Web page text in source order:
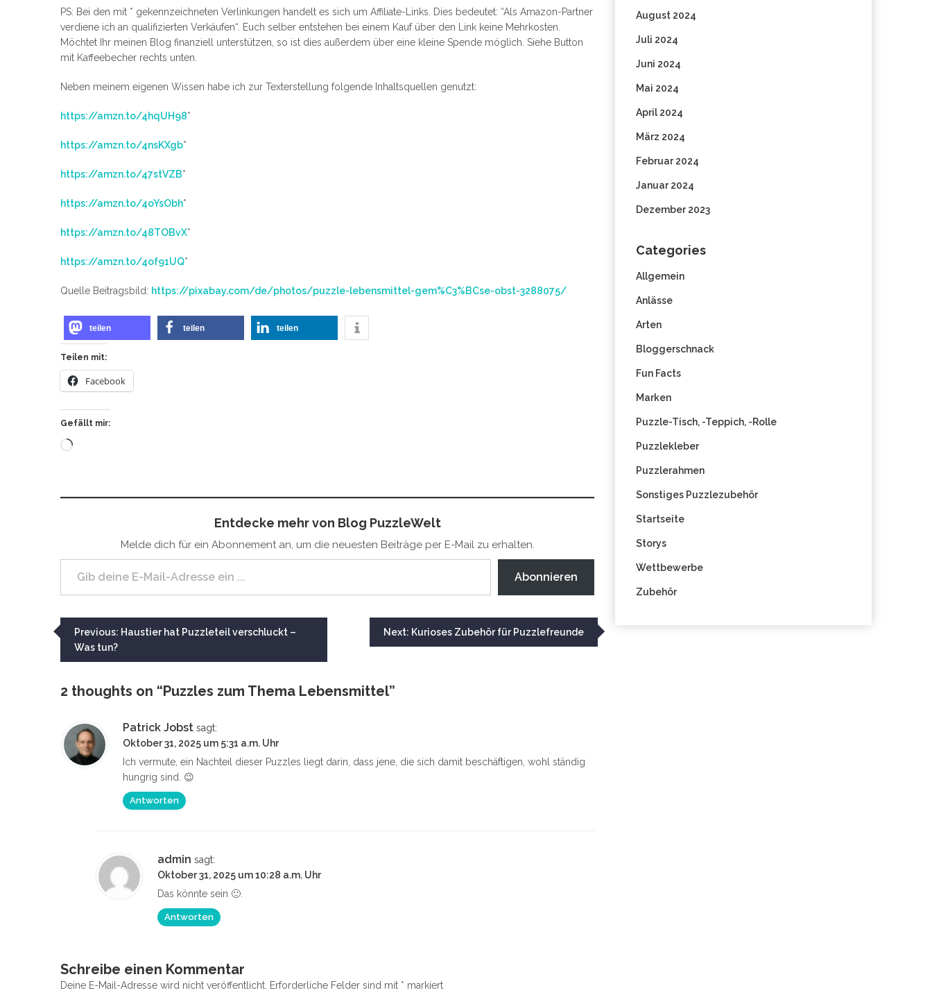
PS: Bei den mit * gekennzeichneten Verlinkungen handelt es sich um Affiliate-Links. Dies bedeutet: “Als Amazon-Partner
verdiene ich an qualifizierten Verkäufen“. Euch selber entstehen bei einem Kauf über den Link keine Mehrkosten.
Möchtet Ihr meinen Blog finanziell unterstützen, so ist dies außerdem über eine kleine Spende möglich. Siehe Button
mit Kaffeebecher rechts unten.
Neben meinem eigenen Wissen habe ich zur Texterstellung folgende Inhaltsquellen genutzt:
https://amzn.to/4hqUH98*
https://amzn.to/4nsKXgb*
https://amzn.to/47stVZB*
https://amzn.to/4oYsObh*
https://amzn.to/48TOBvX*
https://amzn.to/4of91UQ*
Quelle Beitragsbild: https://pixabay.com/de/photos/puzzle-lebensmittel-gem%C3%BCse-obst-3288075/
teilen teilen teilen
Teilen mit:
Facebook
Gefällt mir:
Wird
Entdecke mehr von Blog PuzzleWelt
Melde dich für ein Abonnement an, um die neuesten Beiträge per E-Mail zu erhalten.
Gib deine E-Mail-Adresse ein ...
Abonnieren
Beitragsnavigation
Previous: Haustier hat Puzzleteil verschluckt –
Was tun?
Next: Kurioses Zubehör für Puzzlefreunde
2 thoughts on “Puzzles zum Thema Lebensmittel”
Patrick Jobst sagt:
Oktober 31, 2025 um 5:31 a.m. Uhr
Ich vermute, ein Nachteil dieser Puzzles liegt darin, dass jene, die sich damit beschäftigen, wohl ständig
hungrig sind. 😉
Antworten
admin sagt:
Oktober 31, 2025 um 10:28 a.m. Uhr
Das könnte sein 🙂.
Antworten
Schreibe einen Kommentar
Deine E-Mail-Adresse wird nicht veröffentlicht. Erforderliche Felder sind mit * markiert
August 2024
Juli 2024
Juni 2024
Mai 2024
April 2024
März 2024
Februar 2024
Januar 2024
Dezember 2023
Categories
Allgemein
Anlässe
Arten
Bloggerschnack
Fun Facts
Marken
Puzzle-Tisch, -Teppich, -Rolle
Puzzlekleber
Puzzlerahmen
Sonstiges Puzzlezubehör
Startseite
Storys
Wettbewerbe
Zubehör